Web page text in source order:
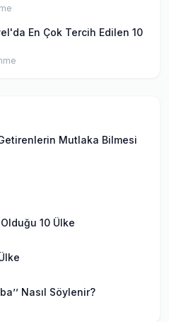
En Çok Tercih Edilen 10
Mutlaka Bilmesi
10 Ülke
Nasıl Söylenir?